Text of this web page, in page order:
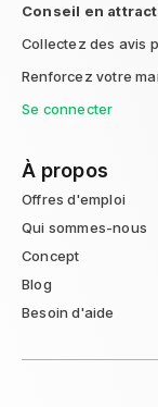
Conseil en
Collectez des avis
Renforcez votre
Se connecter
À propos
Offres d'emploi
Qui sommes-nous
Concept
Blog
Besoin d'aide